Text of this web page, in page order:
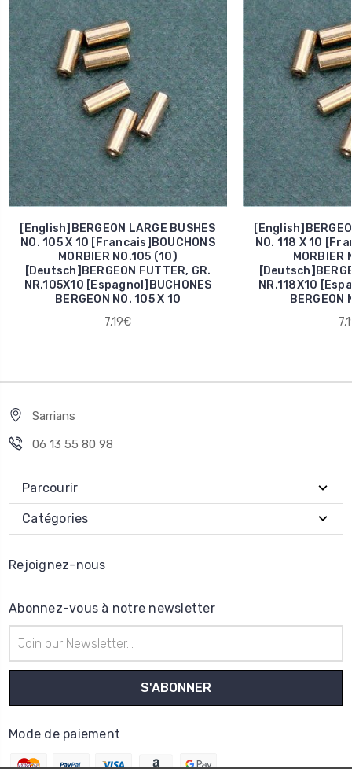
[English]BERGEON LARGE BUSHES
NO. 105 X 10 [Francais]BOUCHONS
MORBIER NO.105 (10)
[Deutsch]BERGEON FUTTER, GR.
NR.105X10 [Espagnol]BUCHONES
BERGEON NO. 105 X 10
7,19€
NO. 118 X 10
MORBIER
NR.118X10
BERGEON
Sarrians
06 13 55 80 98
Parcourir
Catégories
Rejoignez-nous
Abonnez-vous à notre newsletter
e-
mail
Mode de paiement